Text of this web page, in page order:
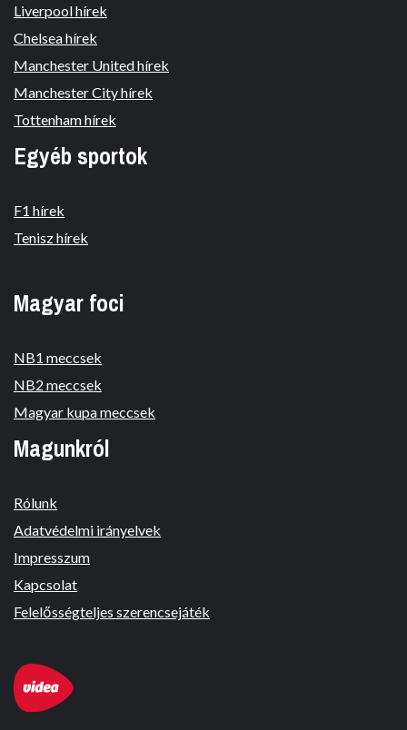
Liverpool hírek
Chelsea hírek
Manchester United hírek
Manchester City hírek
Tottenham hírek
Egyéb sportok
F1 hírek
Tenisz hírek
Magyar foci
NB1 meccsek
NB2 meccsek
Magyar kupa meccsek
Magunkról
Rólunk
Adatvédelmi irányelvek
Impresszum
Kapcsolat
Felelősségteljes szerencsejáték